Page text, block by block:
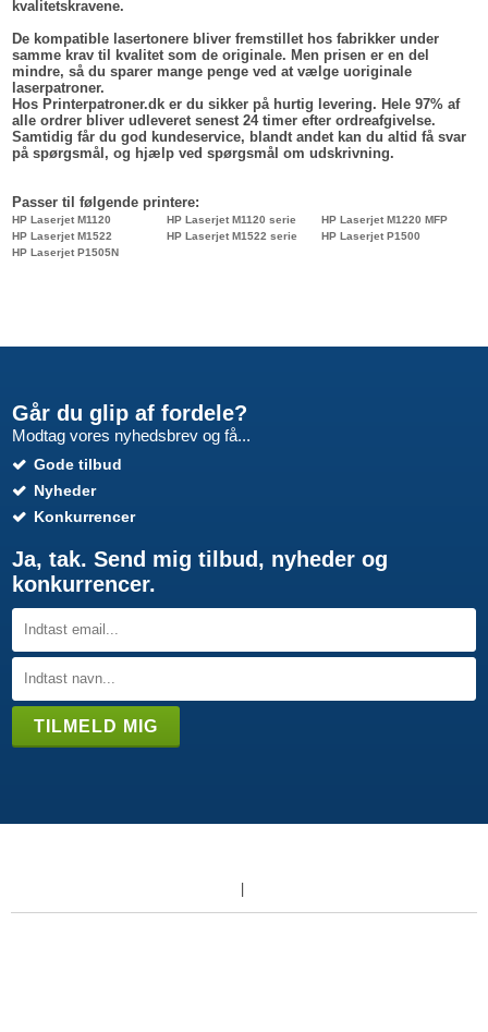
kvalitetskravene.
De kompatible lasertonere bliver fremstillet hos fabrikker under
samme krav til kvalitet som de originale. Men prisen er en del
mindre, så du sparer mange penge ved at vælge uoriginale
laserpatroner.
Hos Printerpatroner.dk er du sikker på hurtig levering. Hele 97% af
alle ordrer bliver udleveret senest 24 timer efter ordreafgivelse.
Samtidig får du god kundeservice, blandt andet kan du altid få svar
på spørgsmål, og hjælp ved spørgsmål om udskrivning.
Passer til følgende printere:
HP Laserjet M1120 HP Laserjet M1120 serie
HP Laserjet M1220 MFP
HP Laserjet M1522
HP Laserjet M1522 serie
HP Laserjet P1500
HP Laserjet P1505N
Går du glip af fordele?
Modtag vores nyhedsbrev og få...
Gode tilbud
Nyheder
Konkurrencer
Ja, tak. Send mig tilbud, nyheder og
konkurrencer.